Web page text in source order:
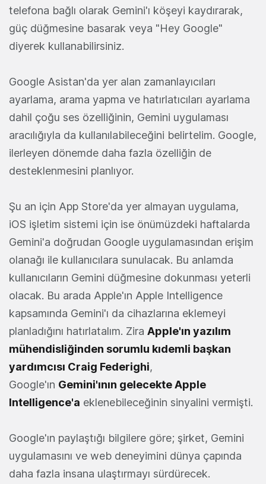
telefona bağlı olarak Gemini'ı köşeyi kaydırarak,
güç düğmesine basarak veya "Hey Google"
diyerek kullanabilirsiniz.
Google Asistan'da yer alan zamanlayıcıları
ayarlama, arama yapma ve hatırlatıcıları ayarlama
dahil çoğu ses özelliğinin, Gemini uygulaması
aracılığıyla da kullanılabileceğini belirtelim. Google,
ilerleyen dönemde daha fazla özelliğin de
desteklenmesini planlıyor.
Şu an için App Store'da yer almayan uygulama,
iOS işletim sistemi için ise önümüzdeki haftalarda
Gemini'a doğrudan Google uygulamasından erişim
olanağı ile kullanıcılara sunulacak. Bu anlamda
kullanıcıların Gemini düğmesine dokunması yeterli
olacak. Bu arada Apple'ın Apple Intelligence
kapsamında Gemini'ı da cihazlarına eklemeyi
planladığını hatırlatalım. Zira Apple'ın yazılım
mühendisliğinden sorumlu kıdemli başkan
yardımcısı Craig Federighi,
Google'ın Gemini'ının gelecekte Apple
Intelligence'a eklenebileceğinin sinyalini vermişti.
Google'ın paylaştığı bilgilere göre; şirket, Gemini
uygulamasını ve web deneyimini dünya çapında
daha fazla insana ulaştırmayı sürdürecek.